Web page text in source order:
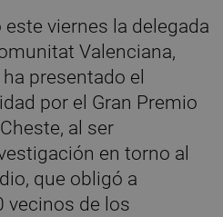
viernes la delegada
Valenciana,
presentado el
por el Gran Premio
al ser
en torno al
que obligó a
vecinos de los